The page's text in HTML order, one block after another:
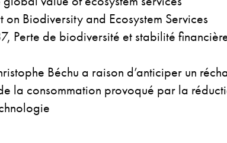
Biodiversity and Ecosystem Services
Perte de biodiversité et stabilité
Béchu a raison d’anticiper un
la consommation provoqué par la